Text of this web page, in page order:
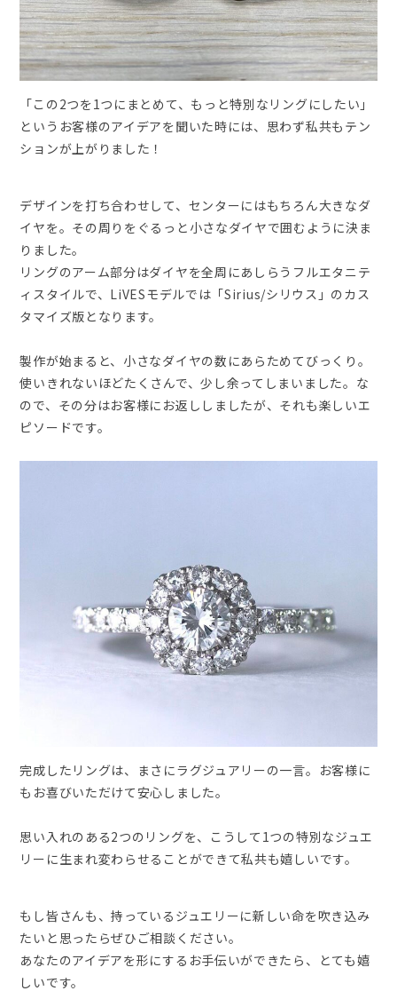
「この2つを1つにまとめて、もっと特別なリングにしたい」
というお客様のアイデアを聞いた時には、思わず私共もテン
ションが上がりました！
デザインを打ち合わせして、センターにはもちろん大きなダ
イヤを。その周りをぐるっと小さなダイヤで囲むように決ま
りました。
リングのアーム部分はダイヤを全周にあしらうフルエタニテ
ィスタイルで、LiVESモデルでは「Sirius/シリウス」のカス
タマイズ版となります。
製作が始まると、小さなダイヤの数にあらためてびっくり。
使いきれないほどたくさんで、少し余ってしまいました。な
ので、その分はお客様にお返ししましたが、それも楽しいエ
ピソードです。
完成したリングは、まさにラグジュアリーの一言。お客様に
もお喜びいただけて安心しました。
思い入れのある2つのリングを、こうして1つの特別なジュエ
リーに生まれ変わらせることができて私共も嬉しいです。
もし皆さんも、持っているジュエリーに新しい命を吹き込み
たいと思ったらぜひご相談ください。
あなたのアイデアを形にするお手伝いができたら、とても嬉
しいです。